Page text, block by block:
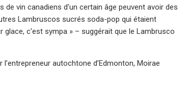
vin canadiens d'un certain âge peuvent avoir des
Lambruscos sucrés soda-pop qui étaient
glace, c'est sympa » – suggérait que le Lambrusco
autochtone d’Edmonton, Moirae